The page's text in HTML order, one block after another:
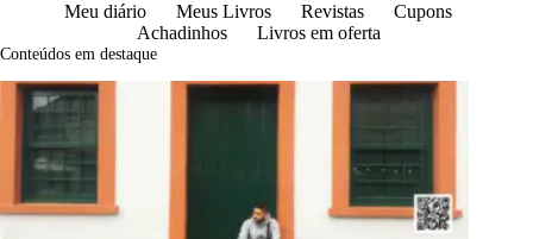
Meu diário Meus Livros Revistas
Cupons
Achadinhos
Livros em oferta
Conteúdos em destaque